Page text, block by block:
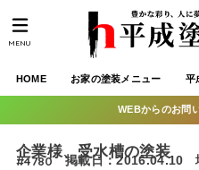
HOME お家の塗装メニュー 平
MENU
WEBからのお問
企業様、受水槽の塗装
#4780 掲載日：2016.04.10